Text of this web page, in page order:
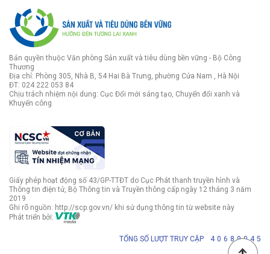
Bản quyền thuộc Văn phòng Sản xuất và tiêu dùng bền vững - Bộ Công
Thương
Địa chỉ: Phòng 305, Nhà B, 54 Hai Bà Trưng, phường Cửa Nam , Hà Nội
ĐT: 024 222 053 84
Chịu trách nhiệm nội dung: Cục Đổi mới sáng tạo, Chuyển đổi xanh và
Khuyến công
Giấy phép hoạt động số 43/GP-TTĐT do Cục Phát thanh truyền hình và
Thông tin điện tử, Bộ Thông tin và Truyền thông cấp ngày 12 tháng 3 năm
2019
Ghi rõ nguồn: http://scp.gov.vn/ khi sử dụng thông tin từ website này
Phát triển bởi:
TỔNG SỐ LƯỢT TRUY CẬP 4 0 6 8 9 0 4 5